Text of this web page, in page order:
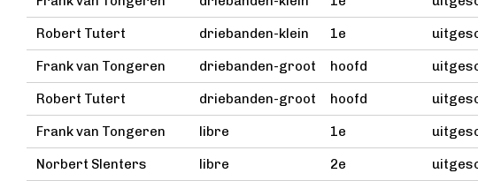
Robert Tutert driebanden-klein 1e
Frank van Tongeren driebanden-groot hoofd
Robert Tutert driebanden-groot hoofd
Frank van Tongeren libre 1e
Norbert Slenters libre 2e